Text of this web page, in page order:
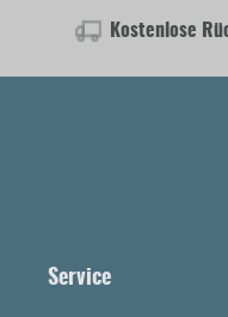
Kostenlose
Service